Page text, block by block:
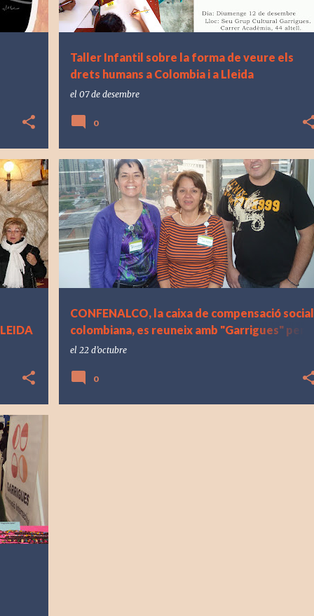
Taller Infantil sobre la forma de veure els
drets humans a Colombia i a Lleida
el 07 de desembre
0
CONFENALCO, la caixa de compensació social
colombiana, es reuneix amb "Garrigues" per
iniciar un llarg camí Junts.
el 22 d’octubre
0